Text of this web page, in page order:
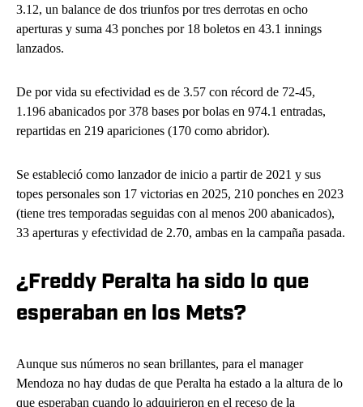
3.12, un balance de dos triunfos por tres derrotas en ocho
aperturas y suma 43 ponches por 18 boletos en 43.1 innings
lanzados.
De por vida su efectividad es de 3.57 con récord de 72-45,
1.196 abanicados por 378 bases por bolas en 974.1 entradas,
repartidas en 219 apariciones (170 como abridor).
Se estableció como lanzador de inicio a partir de 2021 y sus
topes personales son 17 victorias en 2025, 210 ponches en 2023
(tiene tres temporadas seguidas con al menos 200 abanicados),
33 aperturas y efectividad de 2.70, ambas en la campaña pasada.
¿Freddy Peralta ha sido lo que
esperaban en los Mets?
Aunque sus números no sean brillantes, para el manager
Mendoza no hay dudas de que Peralta ha estado a la altura de lo
que esperaban cuando lo adquirieron en el receso de la